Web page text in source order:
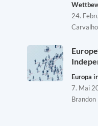
24.
Europa
7. Mai
Brandon